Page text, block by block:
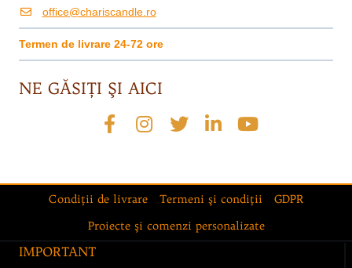
office@chariscandle.ro
Termen de livrare 24-72 ore
NE GĂSIŢI ŞI AICI
Condiţii de livrare Termeni şi condiţii
GDPR
Proiecte şi comenzi personalizate
IMPORTANT